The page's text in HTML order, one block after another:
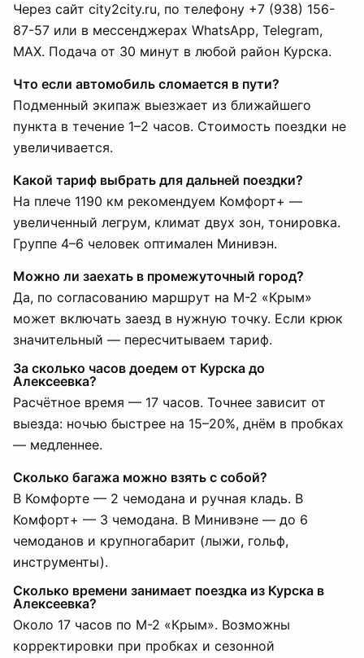
Через сайт city2city.ru, по телефону +7 (938) 156-
87-57 или в мессенджерах WhatsApp, Telegram,
MAX. Подача от 30 минут в любой район Курска.
Что если автомобиль сломается в пути?
Подменный экипаж выезжает из ближайшего
пункта в течение 1–2 часов. Стоимость поездки не
увеличивается.
Какой тариф выбрать для дальней поездки?
На плече 1190 км рекомендуем Комфорт+ —
увеличенный легрум, климат двух зон, тонировка.
Группе 4–6 человек оптимален Минивэн.
Можно ли заехать в промежуточный город?
Да, по согласованию маршрут на М-2 «Крым»
может включать заезд в нужную точку. Если крюк
значительный — пересчитываем тариф.
За сколько часов доедем от Курска до
Алексеевка?
Расчётное время — 17 часов. Точнее зависит от
выезда: ночью быстрее на 15–20%, днём в пробках
— медленнее.
Сколько багажа можно взять с собой?
В Комфорте — 2 чемодана и ручная кладь. В
Комфорт+ — 3 чемодана. В Минивэне — до 6
чемоданов и крупногабарит (лыжи, гольф,
инструменты).
Сколько времени занимает поездка из Курска в
Алексеевка?
Около 17 часов по М-2 «Крым». Возможны
корректировки при пробках и сезонной